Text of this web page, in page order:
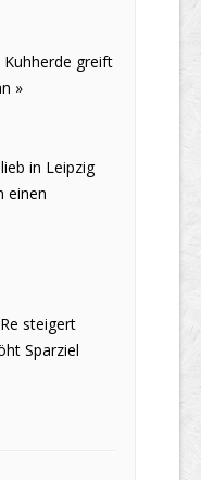
greift
»
in Leipzig
einen
steigert
Sparziel